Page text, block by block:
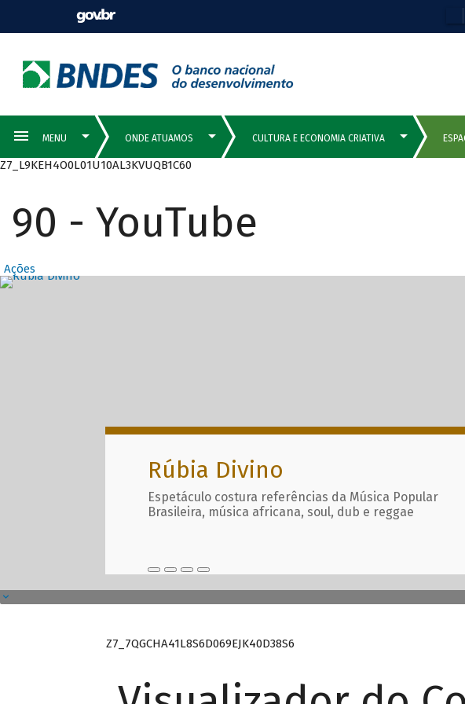
Z7_L9KEH4O0L01U10AL3KVUQB1C60
90 - YouTube
Ações
Destaques
Rúbia Divino
Espetáculo costura referências da Música Popular
Brasileira, música africana, soul, dub e reggae
Z7_7QGCHA41L8S6D069EJK40D38S6